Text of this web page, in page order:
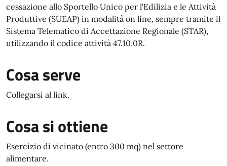
cessazione allo Sportello Unico per l'Edilizia e le Attività
Produttive (SUEAP) in modalità on line, sempre tramite il
Sistema Telematico di Accettazione Regionale (STAR),
utilizzando il codice attività 47.10.0R.
Cosa serve
Collegarsi al link.
Cosa si ottiene
Esercizio di vicinato (entro 300 mq) nel settore
alimentare.